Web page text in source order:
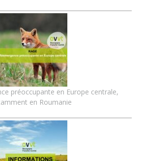
préoccupante en Europe centrale,
en Roumanie